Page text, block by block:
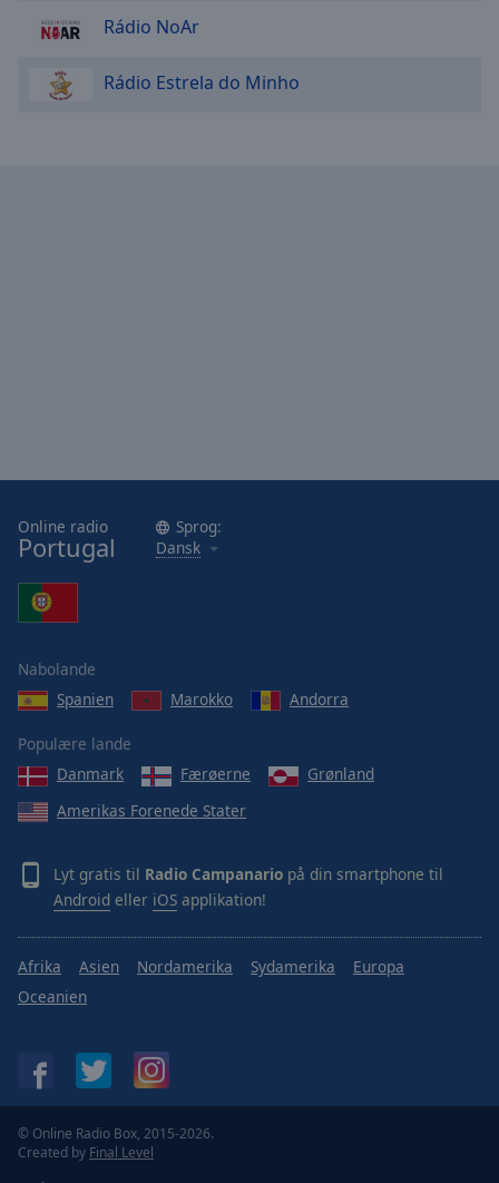
Rádio NoAr
Rádio Estrela do Minho
Online radio
Portugal
Sprog:
Dansk
Nabolande
Spanien
Marokko Andorra
Populære lande
Danmark
Færøerne
Grønland
Amerikas Forenede Stater
Lyt gratis til Radio Campanario på din smartphone til
Android eller iOS applikation!
Afrika Asien Nordamerika Sydamerika
Europa
Oceanien
© Online Radio Box, 2015-2026.
Created by Final Level